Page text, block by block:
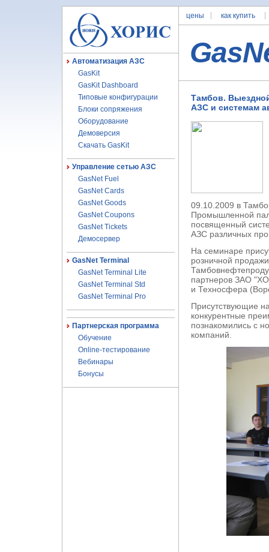
Автоматизация АЗС
GasKit
GasKit Dashboard
Типовые конфигурации
Блоки сопряжения
Оборудование
Демоверсия
Скачать GasKit
Управление сетью АЗС
GasNet Fuel
GasNet Cards
GasNet Goods
GasNet Coupons
GasNet Tickets
Демосервер
GasNet Terminal
GasNet Terminal Lite
GasNet Terminal Std
GasNet Terminal Pro
Партнерская программа
Обучение
Online-тестирование
Вебинары
Бонусы
цены как купить
Тамбов.
АЗС и системам
09.10.2009 в
Промышленной
посвященный
АЗС различных
На семинаре
розничной
партнеров ЗАО
и Техносфера
Присутствующие
конкурентные
познакомились с
компаний.